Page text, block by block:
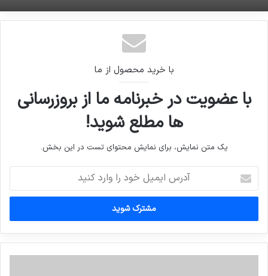
با خرید محصول از ما
با عضویت در خبرنامه ما از بروزرسانی
ها مطلع شوید!
یک متن نمایش، برای نمایش محتوای تست در این بخش.
ایمیل
خود
وارد
کنید